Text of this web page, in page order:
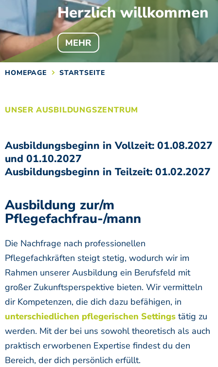
Herzlich willkommen
MEHR
HOMEPAGE STARTSEITE
UNSER AUSBILDUNGSZENTRUM
Ausbildungsbeginn in Vollzeit: 01.08.2027
und 01.10.2027
Ausbildungsbeginn in Teilzeit: 01.02.2027
Ausbildung zur/m
Pflegefachfrau-/mann
Die Nachfrage nach professionellen
Pflegefachkräften steigt stetig, wodurch wir im
Rahmen unserer Ausbildung ein Berufsfeld mit
großer Zukunftsperspektive bieten. Wir vermitteln
dir Kompetenzen, die dich dazu befähigen, in
unterschiedlichen pflegerischen Settings tätig zu
werden. Mit der bei uns sowohl theoretisch als auch
praktisch erworbenen Expertise findest du den
Bereich, der dich persönlich erfüllt.